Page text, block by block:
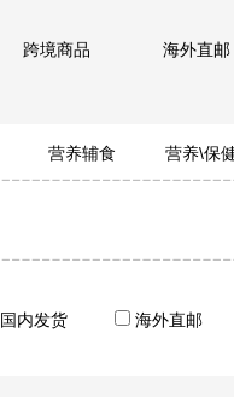
跨境商品 海外直邮
营养辅食 营养\保
国内发货 海外直邮